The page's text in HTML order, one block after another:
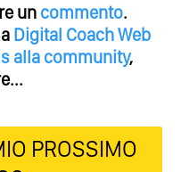
un commento.
Digital CoachWeb
alla community,
PROSSIMO